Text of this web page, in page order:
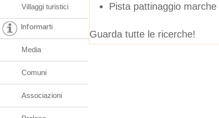
Pista pattinaggio marche
Guarda tutte le ricerche!
Villaggi turistici
Informarti
Media
Comuni
Associazioni